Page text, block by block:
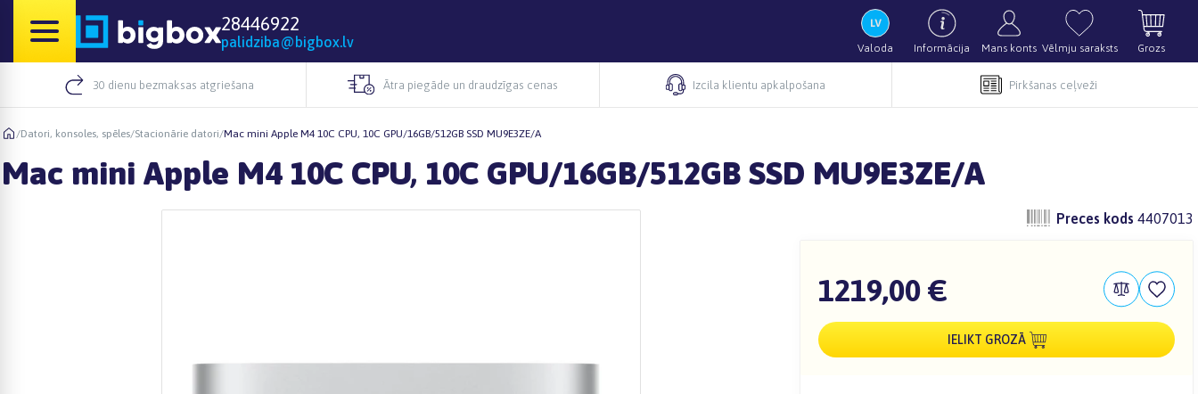
28446922
palidziba@bigbox.lv Valoda Informācija Mans konts Vēlmju saraksts Grozs
30 dienu bezmaksas atgriešana Ātra piegāde un draudzīgas cenas Izcila klientu apkalpošana Pirkšanas ceļveži
/Datori, konsoles, spēles/Stacionārie datori/Mac mini Apple M4 10C CPU, 10C GPU/16GB/512GB SSD MU9E3ZE/A
Mac mini Apple M4 10C CPU, 10C GPU/16GB/512GB SSD MU9E3ZE/A
Preces kods 4407013
1219,00 €
IELIKT GROZĀ